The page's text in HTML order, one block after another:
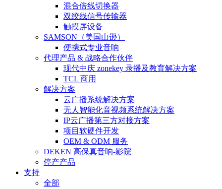
混合倍线切换器
双绞线信号传输器
触摸屏设备
SAMSON（美国山逊）
便携式专业音响
代理产品 & 战略合作伙伴
现代中庆 zonekey 录播及教育解决方案
TCL 商用
解决方案
云广播系统解决方案
无人智能化音视频系统解决方案
IP云广播第三方对接方案
项目软硬件开发
OEM & ODM 服务
DEKEN 高保真音响-影院
停产产品
支持
全部